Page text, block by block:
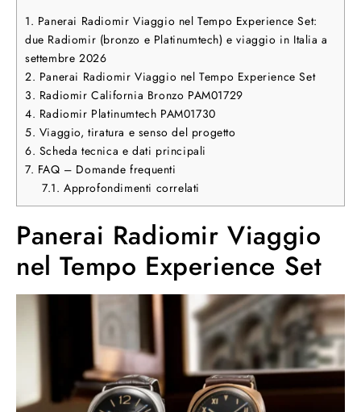
1. Panerai Radiomir Viaggio nel Tempo Experience Set:
due Radiomir (bronzo e Platinumtech) e viaggio in Italia a
settembre 2026
2. Panerai Radiomir Viaggio nel Tempo Experience Set
3. Radiomir California Bronzo PAM01729
4. Radiomir Platinumtech PAM01730
5. Viaggio, tiratura e senso del progetto
6. Scheda tecnica e dati principali
7. FAQ – Domande frequenti
7.1. Approfondimenti correlati
Panerai Radiomir Viaggio
nel Tempo Experience Set